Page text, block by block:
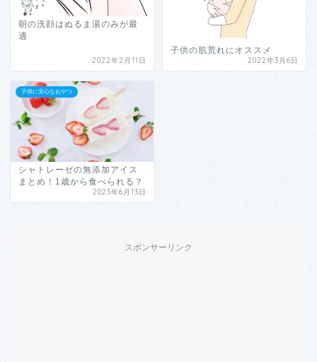
朝の洗顔はぬるま湯のみが最
適
2022年2月11日
子供の肌荒れにオススメ
2022年3月6日
子供に安心なおやつ
シャトレーゼの無添加アイス
まとめ！1歳から食べられる？
2023年6月13日
スポンサーリンク